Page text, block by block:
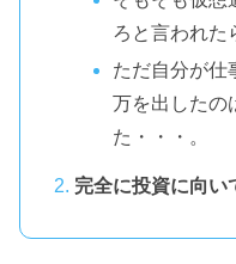
ろと言われた
ただ自分が仕
万を出したの
た・・・。
完全に投資に向い